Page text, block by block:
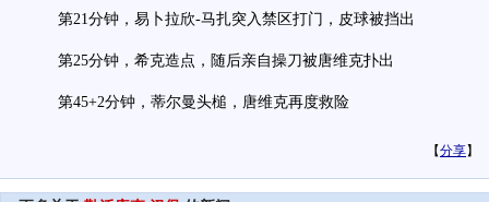
第21分钟，易卜拉欣-马扎突入禁区打门，皮球被挡出
第25分钟，希克造点，随后亲自操刀被唐维克扑出
第45+2分钟，蒂尔曼头槌，唐维克再度救险
【分享】